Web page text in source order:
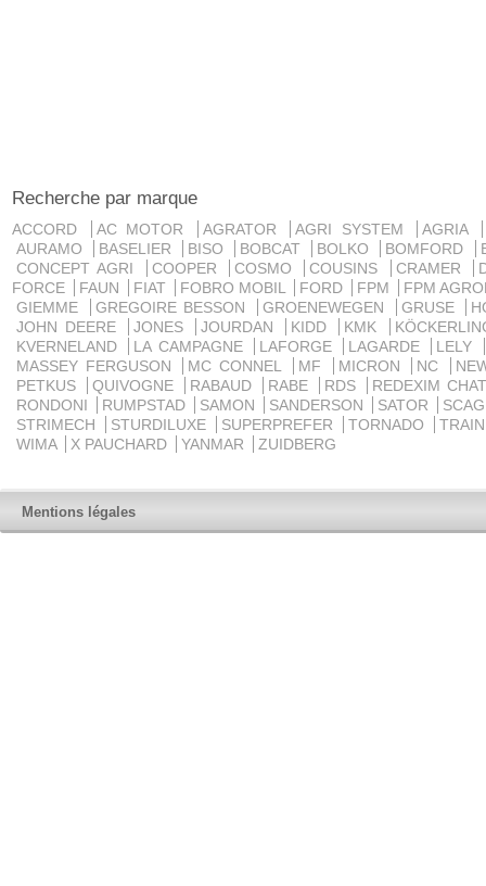
Recherche par marque
ACCORD AC MOTOR AGRATOR AGRI SYSTEM
AGRIA
AURAMO
BASELIER BISO BOBCAT BOLKO BOMFORD
CONCEPT AGRI
COOPER COSMO COUSINS CRAMER
FORCE
FAUN FIAT FOBRO MOBIL FORD FPM
FPM
GIEMME
GREGOIRE BESSON GROENEWEGEN GRUSE
JOHN DEERE
JONES JOURDAN KIDD KMK
KVERNELAND
LA CAMPAGNE LAFORGE LAGARDE
LELY
MASSEY FERGUSON
MC CONNEL MF MICRON NC
PETKUS
QUIVOGNE RABAUD RABE RDS
REDEXIM
RONDONI
RUMPSTAD SAMON SANDERSON SATOR
STRIMECH
STURDILUXE SUPERPREFER TORNADO
WIMA
X PAUCHARD YANMAR ZUIDBERG
Mentions légales